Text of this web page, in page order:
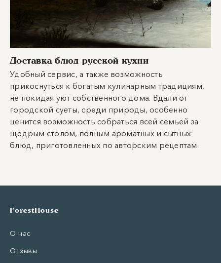
Доставка блюд русской кухни
Удобный сервис, а также возможность
прикоснуться к богатым кулинарным традициям,
не покидая уют собственного дома. Вдали от
городской суеты, среди природы, особенно
ценится возможность собраться всей семьей за
щедрым столом, полным ароматных и сытных
блюд, приготовленных по авторским рецептам.
ForestHouse
О нас
Отзывы